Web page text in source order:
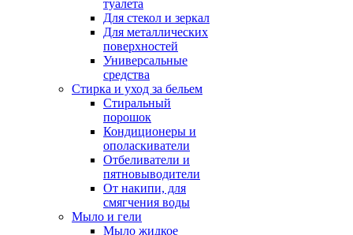
туалета
Для стекол и зеркал
Для металлических
поверхностей
Универсальные
средства
Стирка и уход за бельем
Стиральный
порошок
Кондиционеры и
ополаскиватели
Отбеливатели и
пятновыводители
От накипи, для
смягчения воды
Мыло и гели
Мыло жидкое